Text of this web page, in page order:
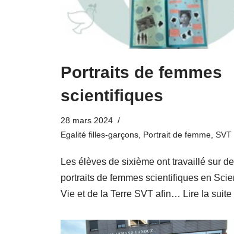
Portraits de femmes
scientifiques
28 mars 2024
Egalité filles-garçons Portrait de femme SVT
Les élèves de sixième ont travaillé sur
portraits de femmes scientifiques en
Vie et de la Terre SVT afin… Lire la suite